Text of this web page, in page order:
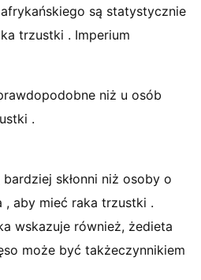
są statystycznie
trzustki . Imperium
niż u osób
.
skłonni niż osoby o
, aby mieć raka trzustki .
wskazuje również, żedieta
może być takżeczynnikiem